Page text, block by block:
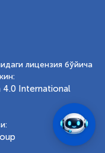
лицензия бўйича
International